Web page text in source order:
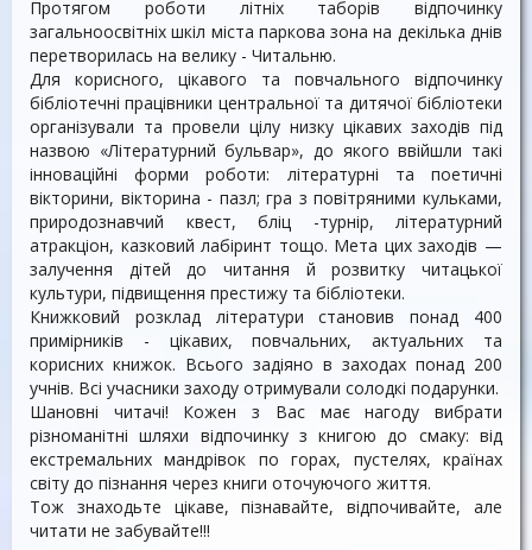
Протягом роботи літніх таборів відпочинку
загальноосвітніх шкіл міста паркова зона на декілька днів
перетворилась на велику - Читальню.
Для корисного, цікавого та повчального відпочинку
бібліотечні працівники центральної та дитячої бібліотеки
організували та провели цілу низку цікавих заходів під
назвою «Літературний бульвар», до якого ввійшли такі
інноваційні форми роботи: літературні та поетичні
вікторини, вікторина - пазл; гра з повітряними кульками,
природознавчий квест, бліц -турнір, літературний
атракціон, казковий лабіринт тощо. Мета цих заходів —
залучення дітей до читання й розвитку читацької
культури, підвищення престижу та бібліотеки.
Книжковий розклад літератури становив понад 400
примірників - цікавих, повчальних, актуальних та
корисних книжок. Всього задіяно в заходах понад 200
учнів. Всі учасники заходу отримували солодкі подарунки.
Шановні читачі! Кожен з Вас має нагоду вибрати
різноманітні шляхи відпочинку з книгою до смаку: від
екстремальних мандрівок по горах, пустелях, країнах
світу до пізнання через книги оточуючого життя.
Тож знаходьте цікаве, пізнавайте, відпочивайте, але
читати не забувайте!!!